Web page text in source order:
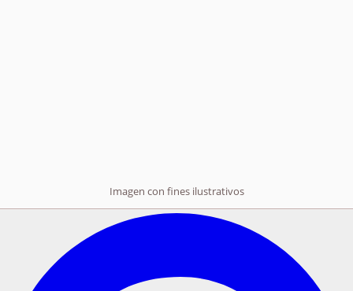
Imagen con fines ilustrativos